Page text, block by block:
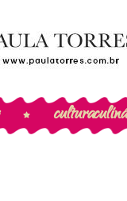
cultura